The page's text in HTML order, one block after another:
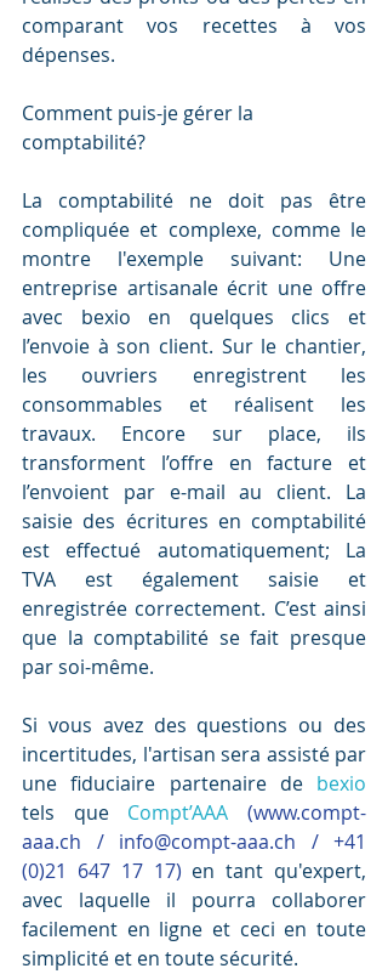
comparant vos recettes à vos
dépenses.
Comment puis-je gérer la
comptabilité?
La comptabilité ne doit pas être
compliquée et complexe, comme le
montre l'exemple suivant: Une
entreprise artisanale écrit une offre
avec bexio en quelques clics et
l’envoie à son client. Sur le chantier,
les ouvriers enregistrent les
consommables et réalisent les
travaux. Encore sur place, ils
transforment l’offre en facture et
l’envoient par e-mail au client. La
saisie des écritures en comptabilité
est effectué automatiquement; La
TVA est également saisie et
enregistrée correctement. C’est ainsi
que la comptabilité se fait presque
par soi-même.
Si vous avez des questions ou des
incertitudes, l'artisan sera assisté par
une fiduciaire partenaire de bexio
tels que Compt’AAA
(www.compt-
aaa.ch / info@compt-aaa.ch / +41
(0)21 647 17 17) en tant qu'expert,
avec laquelle il pourra collaborer
facilement en ligne et ceci en toute
simplicité et en toute sécurité.